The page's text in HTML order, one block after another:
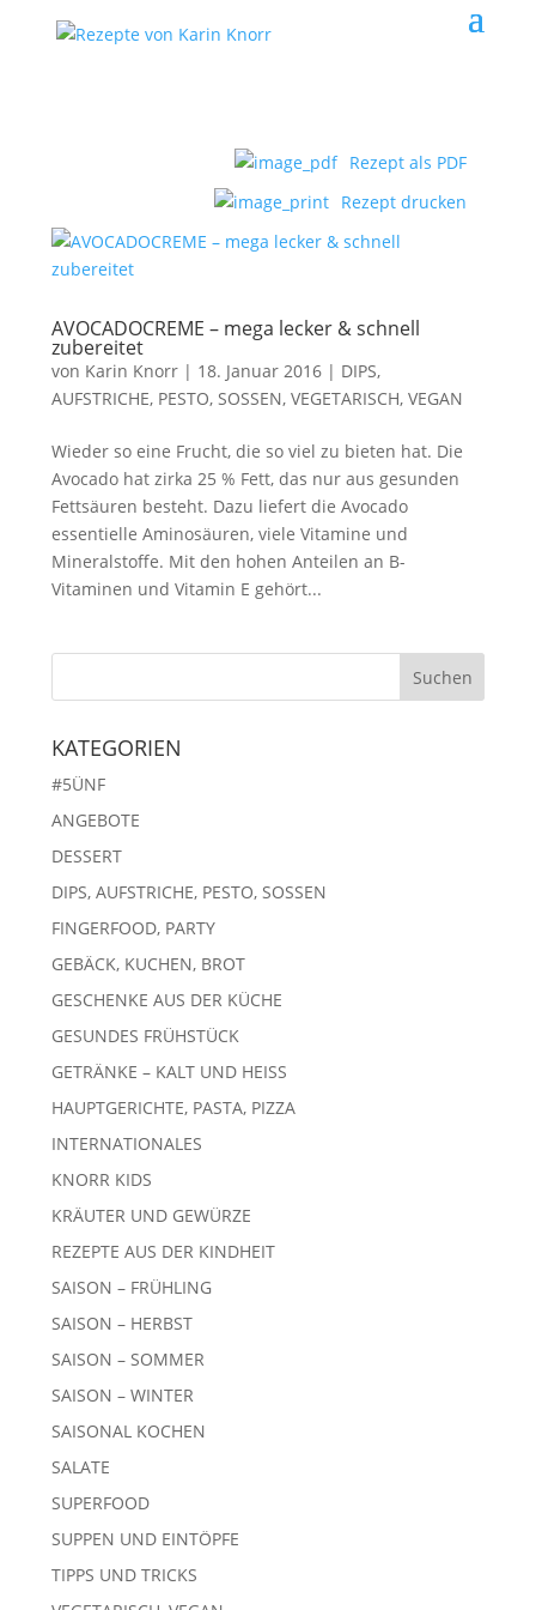
Rezept als PDF
Rezept drucken
AVOCADOCREME – mega lecker & schnell
zubereitet
von Karin Knorr| 18. Januar 2016| DIPS,
AUFSTRICHE, PESTO, SOSSEN, VEGETARISCH, VEGAN
Wieder so eine Frucht, die so viel zu bieten hat. Die
Avocado hat zirka 25 % Fett, das nur aus gesunden
Fettsäuren besteht. Dazu liefert die Avocado
essentielle Aminosäuren, viele Vitamine und
Mineralstoffe. Mit den hohen Anteilen an B-
Vitaminen und Vitamin E gehört...
KATEGORIEN
#5ÜNF
ANGEBOTE
DESSERT
DIPS, AUFSTRICHE, PESTO, SOSSEN
FINGERFOOD, PARTY
GEBÄCK, KUCHEN, BROT
GESCHENKE AUS DER KÜCHE
GESUNDES FRÜHSTÜCK
GETRÄNKE – KALT UND HEISS
HAUPTGERICHTE, PASTA, PIZZA
INTERNATIONALES
KNORR KIDS
KRÄUTER UND GEWÜRZE
REZEPTE AUS DER KINDHEIT
SAISON – FRÜHLING
SAISON – HERBST
SAISON – SOMMER
SAISON – WINTER
SAISONAL KOCHEN
SALATE
SUPERFOOD
SUPPEN UND EINTÖPFE
TIPPS UND TRICKS